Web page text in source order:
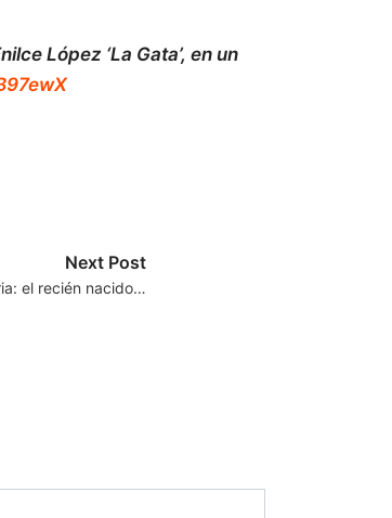
López ‘La Gata’, en un
Next Post
el recién nacido…